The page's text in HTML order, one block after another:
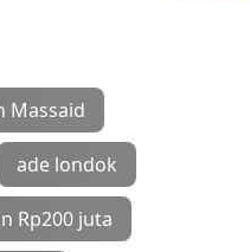
Massaid
ade londok
Rp200 juta